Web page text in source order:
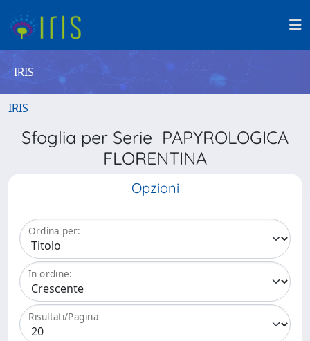
IRIS
IRIS
Sfoglia per Serie PAPYROLOGICA
FLORENTINA
Opzioni
Ordina per:
In ordine:
Risultati/Pagina